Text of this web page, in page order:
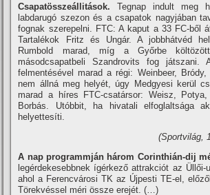
Csapatösszeállitások. Tegnap indult meg
labdarugó szezon és a csapatok nagyjában
fognak szerepelni. FTC: A kaput a 33 FC-ből
Tartalékok Fritz és Ungár. A jobbhátvéd
Rumbold marad, mí­g a Győrbe
másodcsapatbeli Szandrovits fog játszani.
felmentésével marad a régi: Weinbeer,
nem állná meg helyét, úgy Medgyesi kerül
marad a hí­res FTC-csatársor: Weisz, Potya,
Borbás. Utóbbit, ha hivatali elfoglaltsága
helyettesí­ti.
(Sportvilág,
A nap programmján három Corinthián-dij
legérdekesebbnek í­gérkező attrakciót az Üllői-
ahol a Ferencvárosi TK az Újpesti TE-el,
Törekvéssel méri össze erejét. (…)